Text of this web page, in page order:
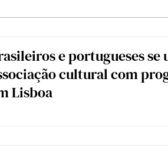
e portugueses se
cultural com
Lisboa